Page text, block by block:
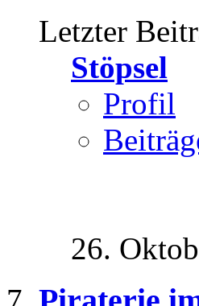
Letzter
Stöpsel
Profil
26.